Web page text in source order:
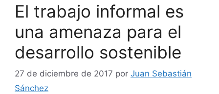
El trabajo informal es
una amenaza para el
desarrollo sostenible
27 de diciembre de 2017 por Juan Sebastián
Sánchez